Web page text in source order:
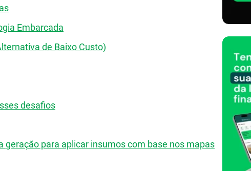
Embarcada
de Baixo Custo)
desafios
geração para aplicar insumos com base nos mapas